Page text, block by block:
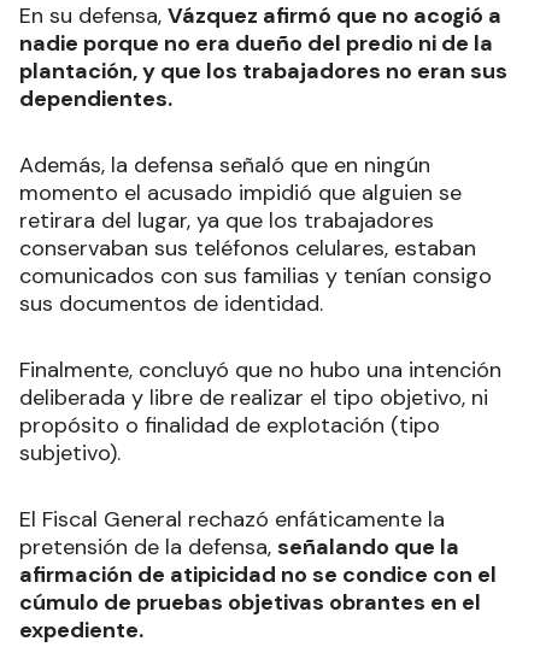
En su defensa, Vázquez afirmó que no acogió a
nadie porque no era dueño del predio ni de la
plantación, y que los trabajadores no eran sus
dependientes.
Además, la defensa señaló que en ningún
momento el acusado impidió que alguien se
retirara del lugar, ya que los trabajadores
conservaban sus teléfonos celulares, estaban
comunicados con sus familias y tenían consigo
sus documentos de identidad.
Finalmente, concluyó que no hubo una intención
deliberada y libre de realizar el tipo objetivo, ni
propósito o finalidad de explotación (tipo
subjetivo).
El Fiscal General rechazó enfáticamente la
pretensión de la defensa, señalando que la
afirmación de atipicidad no se condice con el
cúmulo de pruebas objetivas obrantes en el
expediente.